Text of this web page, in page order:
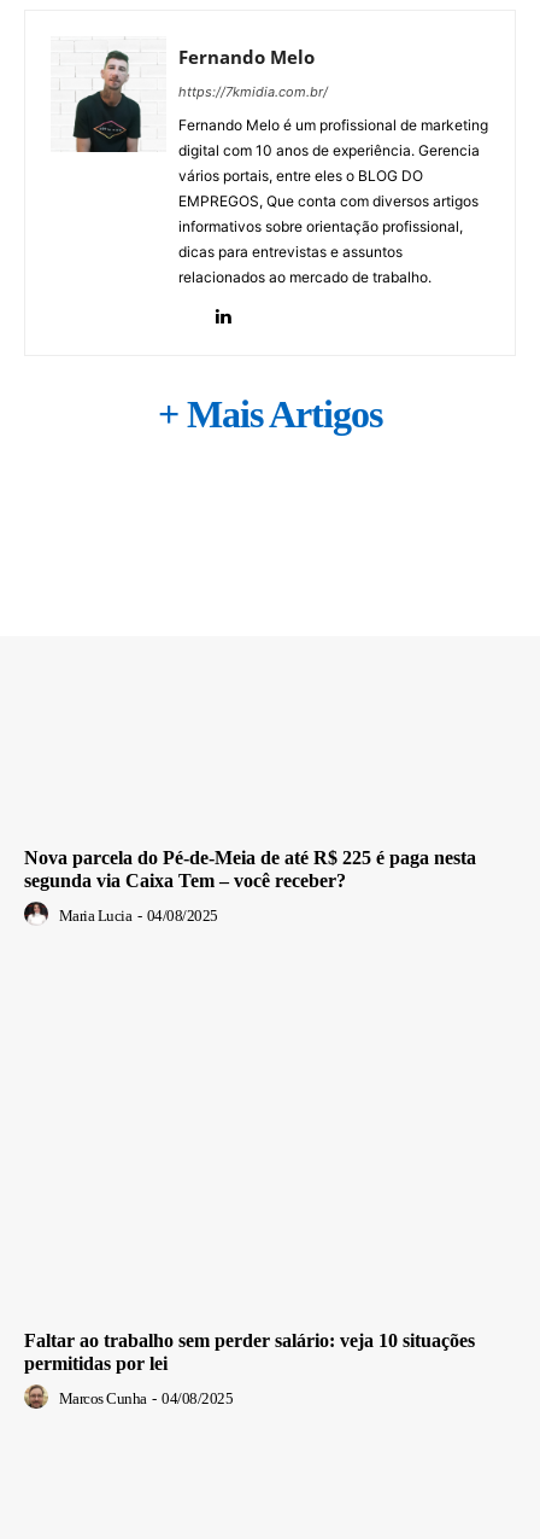
Fernando Melo
https://7kmidia.com.br/
Fernando Melo é um profissional de marketing
digital com 10 anos de experiência. Gerencia
vários portais, entre eles o BLOG DO
EMPREGOS, Que conta com diversos artigos
informativos sobre orientação profissional,
dicas para entrevistas e assuntos
relacionados ao mercado de trabalho.
+ Mais Artigos
Nova parcela do Pé-de-Meia de até R$ 225 é paga nesta
segunda via Caixa Tem – você receber?
Maria Lucia - 04/08/2025
Faltar ao trabalho sem perder salário: veja 10 situações
permitidas por lei
Marcos Cunha - 04/08/2025